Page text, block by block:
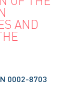
AND
0002-8703